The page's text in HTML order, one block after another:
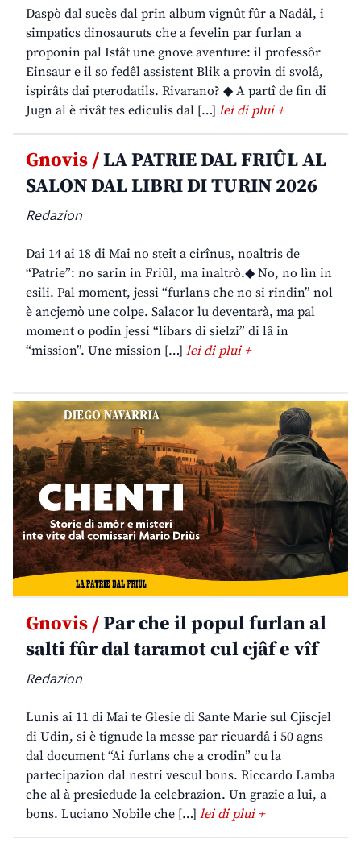
Daspò dal sucès dal prin album vignût fûr a Nadâl, i
simpatics dinosauruts che a fevelin par furlan a
proponin pal Istât une gnove aventure: il professôr
Einsaur e il so fedêl assistent Blik a provin di svolâ,
ispirâts dai pterodatils. Rivarano? ◆ A partî de fin di
Jugn al è rivât tes ediculis dal […] lei di plui +
Gnovis /LA PATRIE DAL FRIÛL AL
SALON DAL LIBRI DI TURIN 2026
Redazion
Dai 14 ai 18 di Mai no steit a cirînus, noaltris de
“Patrie”: no sarin in Friûl, ma inaltrò.◆ No, no lìn in
esili. Pal moment, jessi “furlans che no si rindin” nol
è ancjemò une colpe. Salacor lu deventarà, ma pal
moment o podin jessi “libars di sielzi” di lâ in
“mission”. Une mission […] lei di plui +
Gnovis /Par che il popul furlan al
salti fûr dal taramot cul cjâf e vîf
Redazion
Lunis ai 11 di Mai te Glesie di Sante Marie sul Cjiscjel
di Udin, si è tignude la messe par ricuardâ i 50 agns
dal document “Ai furlans che a crodin” cu la
partecipazion dal nestri vescul bons. Riccardo Lamba
che al à presiedude la celebrazion. Un grazie a lui, a
bons. Luciano Nobile che […] lei di plui +